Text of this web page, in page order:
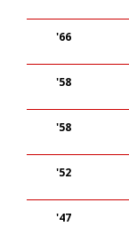
'66
'58
'58
'52
'47